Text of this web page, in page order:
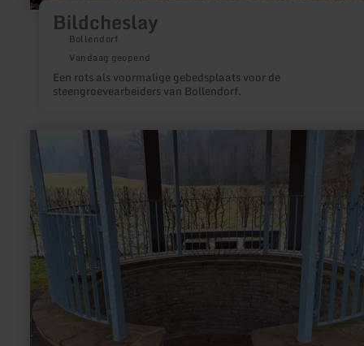
Bildcheslay
Bollendorf
Vandaag geopend
Een rots als voormalige gebedsplaats voor de
steengroevearbeiders van Bollendorf.
meer
informatie
over:
Duppacher
mineraalbron